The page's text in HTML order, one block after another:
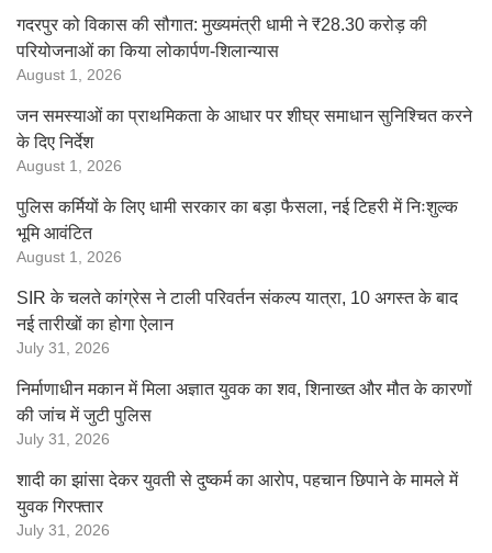
गदरपुर को विकास की सौगात: मुख्यमंत्री धामी ने ₹28.30 करोड़ की
परियोजनाओं का किया लोकार्पण-शिलान्यास
August 1, 2026
जन समस्याओं का प्राथमिकता के आधार पर शीघ्र समाधान सुनिश्चित करने
के दिए निर्देश
August 1, 2026
पुलिस कर्मियों के लिए धामी सरकार का बड़ा फैसला, नई टिहरी में निःशुल्क
भूमि आवंटित
August 1, 2026
SIR के चलते कांग्रेस ने टाली परिवर्तन संकल्प यात्रा, 10 अगस्त के बाद
नई तारीखों का होगा ऐलान
July 31, 2026
निर्माणाधीन मकान में मिला अज्ञात युवक का शव, शिनाख्त और मौत के कारणों
की जांच में जुटी पुलिस
July 31, 2026
शादी का झांसा देकर युवती से दुष्कर्म का आरोप, पहचान छिपाने के मामले में
युवक गिरफ्तार
July 31, 2026